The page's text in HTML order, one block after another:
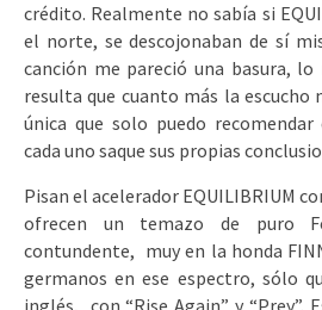
crédito. Realmente no sabía si
el norte, se descojonaban de sí
canción me pareció una basura,
resulta que cuanto más la
única que solo puedo recomendar
cada uno saque sus propias
Pisan el acelerador EQUILIBRIUM
ofrecen un temazo de puro
contundente, muy en la honda
germanos en ese espectro, sólo
inglés, con “Rise Again” y “Prey”.